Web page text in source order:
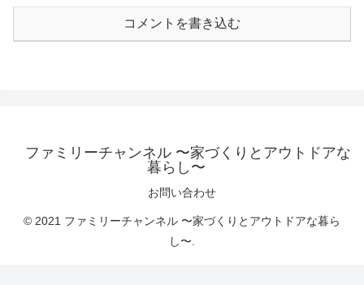
コメントを書き込む
ファミリーチャンネル 〜家づくりとアウトドアな
暮らし〜
お問い合わせ
© 2021 ファミリーチャンネル 〜家づくりとアウトドアな暮ら
し〜.